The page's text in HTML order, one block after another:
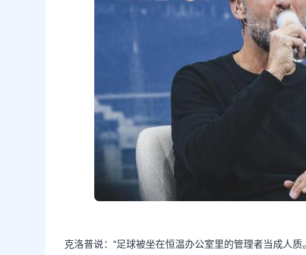
克洛普说：“足球被坐在恒温办公室里的管理者当成人